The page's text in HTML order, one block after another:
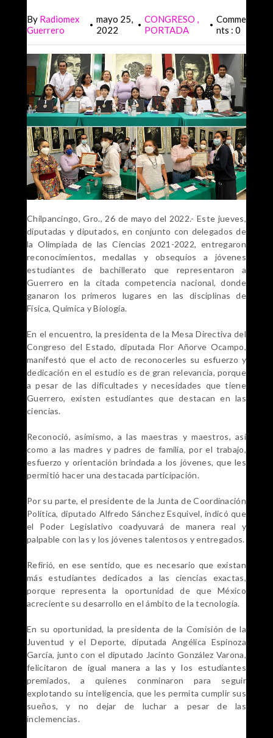
By Radiomex
Guerrero
• mayo 25,
2022
• CONGRESO
PORTADA
• Comme
nts : 0
Chilpancingo, Gro., 26 de mayo del 2022.- Este jueves,
diputadas y diputados, en conjunto con delegados de
la Olimpiada de las Ciencias 2021-2022, entregaron
reconocimientos, medallas y obsequios a jóvenes
estudiantes de bachillerato que representaron a
Guerrero en la citada competencia nacional, donde
ganaron los primeros lugares en las disciplinas de
Física, Química y Biología.
En el encuentro, la presidenta de la Mesa Directiva del
Congreso del Estado, diputada Flor Añorve Ocampo,
manifestó que el acto de reconocerles su esfuerzo y
dedicación en el estudio es de gran relevancia, porque
a pesar de las dificultades y necesidades que tiene
Guerrero, existen estudiantes que destacan en las
ciencias.
Reconoció, asimismo, a las maestras y maestros, así
como a las madres y padres de familia, por el trabajo,
esfuerzo y orientación brindada a los jóvenes, que les
permitió hacer una destacada participación.
Por su parte, el presidente de la Junta de Coordinación
Política, diputado Alfredo Sánchez Esquivel, indicó que
el Poder Legislativo coadyuvará de manera real y
palpable con las y los jóvenes talentosos y entregados.
Refirió, en ese sentido, que es necesario que existan
más estudiantes dedicados a las ciencias exactas,
porque representa la oportunidad de que México
acreciente su desarrollo en el ámbito de la tecnología.
En su oportunidad, la presidenta de la Comisión de la
Juventud y el Deporte, diputada Angélica Espinoza
García, junto con el diputado Jacinto González Varona,
felicitaron de igual manera a las y los estudiantes
premiados, a quienes conminaron para seguir
explotando su inteligencia, que les permita cumplir sus
sueños, y no dejar de luchar a pesar de las
inclemencias.